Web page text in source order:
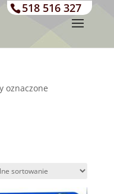
518 516 327
oznaczone